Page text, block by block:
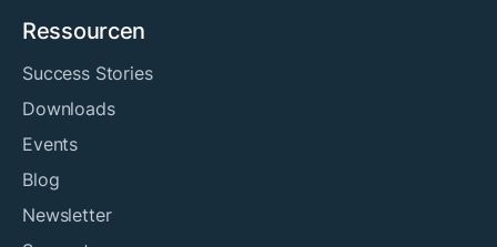
Ressourcen
Success Stories
Downloads
Events
Blog
Newsletter